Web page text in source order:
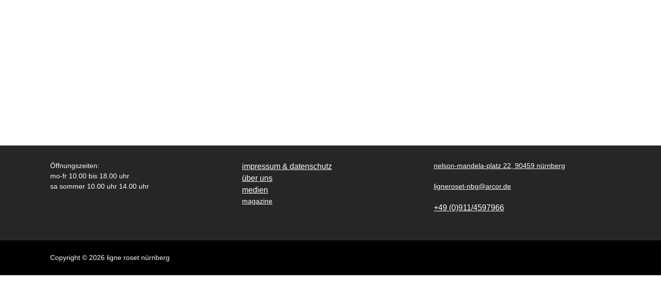
Öffnungszeiten:
mo-fr 10.00 bis 18.00 uhr
sa sommer 10.00 uhr 14.00 uhr
impressum & datenschutz
über uns
medien
magazine
nelson-mandela-platz 22, 90459 nürnberg
ligneroset-nbg@arcor.de
+49 (0)911/4597966
Copyright © 2026 ligne roset nürnberg